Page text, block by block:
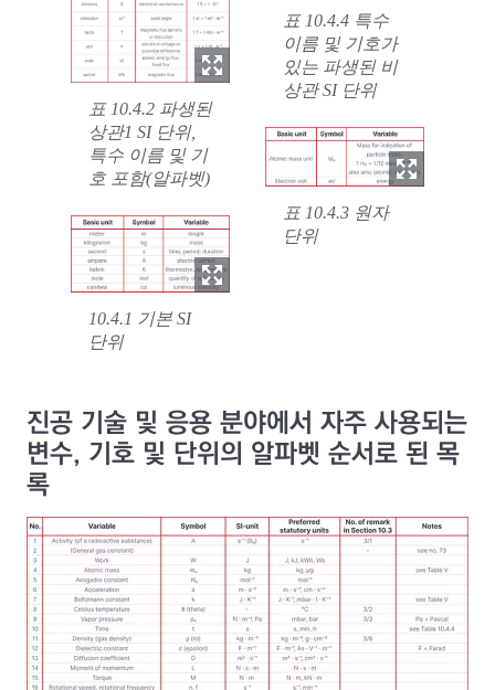
10.4.1 기본 SI
단위
표 10.4.2 파생된
상관1 SI 단위,
특수 이름 및 기
호 포함(알파벳)
표 10.4.3 원자
단위
표 10.4.4 특수
이름 및 기호가
있는 파생된 비
상관 SI 단위
진공 기술 및 응용 분야에서 자주 사용되는
변수, 기호 및 단위의 알파벳 순서로 된 목
록